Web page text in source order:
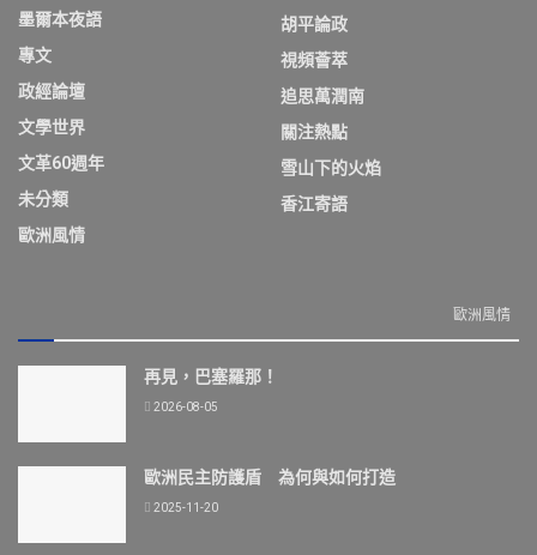
墨爾本夜語
專文
政經論壇
文學世界
文革60週年
未分類
歐洲風情
胡平論政
視頻薈萃
追思萬潤南
關注熱點
雪山下的火焰
香江寄語
歐洲風情
再見，巴塞羅那！
2026-08-05
歐洲民主防護盾 為何與如何打造
2025-11-20